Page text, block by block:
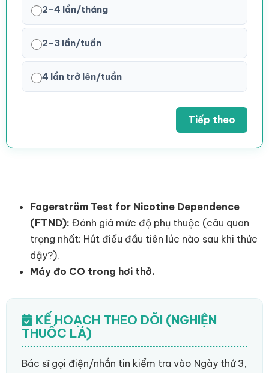
2-4 lần/tháng
2-3 lần/tuần
4 lần trở lên/tuần
Tiếp theo
Fagerström Test for Nicotine Dependence
(FTND): Đánh giá mức độ phụ thuộc (câu quan
trọng nhất: Hút điếu đầu tiên lúc nào sau khi thức
dậy?).
Máy đo CO trong hơi thở.
KẾ HOẠCH THEO DÕI (NGHIỆN
THUỐC LÁ)
Bác sĩ gọi điện/nhắn tin kiểm tra vào Ngày thứ 3,